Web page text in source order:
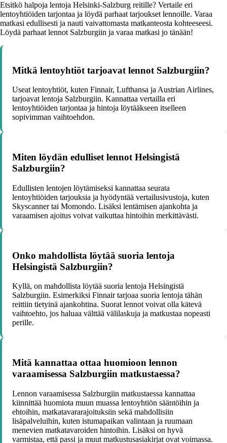
Etsitkö halpoja lentoja Helsinki-Salzburg reitille? Vertaile eri
lentoyhtiöiden tarjontaa ja löydä parhaat tarjoukset lennoille. Varaa
matkasi edullisesti ja nauti vaivattomasta matkanteosta kohteeseesi.
Löydä parhaat lennot Salzburgiin ja varaa matkasi jo tänään!
Mitkä lentoyhtiöt tarjoavat lennot Salzburgiin?
Useat lentoyhtiöt, kuten Finnair, Lufthansa ja Austrian Airlines,
tarjoavat lentoja Salzburgiin. Kannattaa vertailla eri
lentoyhtiöiden tarjontaa ja hintoja löytääkseen itselleen
sopivimman vaihtoehdon.
Miten löydän edulliset lennot Helsingistä
Salzburgiin?
Edullisten lentojen löytämiseksi kannattaa seurata
lentoyhtiöiden tarjouksia ja hyödyntää vertailusivustoja, kuten
Skyscanner tai Momondo. Lisäksi lentämisen ajankohta ja
varaamisen ajoitus voivat vaikuttaa hintoihin merkittävästi.
Onko mahdollista löytää suoria lentoja
Helsingistä Salzburgiin?
Kyllä, on mahdollista löytää suoria lentoja Helsingistä
Salzburgiin. Esimerkiksi Finnair tarjoaa suoria lentoja tähän
reittiin tietyinä ajankohtina. Suorat lennot voivat olla kätevä
vaihtoehto, jos haluaa välttää välilaskuja ja matkustaa nopeasti
perille.
Mitä kannattaa ottaa huomioon lennon
varaamisessa Salzburgiin matkustaessa?
Lennon varaamisessa Salzburgiin matkustaessa kannattaa
kiinnittää huomiota muun muassa lentoyhtiön sääntöihin ja
ehtoihin, matkatavararajoituksiin sekä mahdollisiin
lisäpalveluihin, kuten istumapaikan valintaan ja ruumaan
menevien matkatavaroiden hintoihin. Lisäksi on hyvä
varmistaa, että passi ja muut matkustusasiakirjat ovat voimassa.